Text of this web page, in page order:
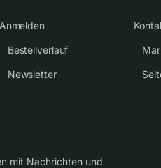
Anmelden
Bestellverlauf
Newsletter
mit Nachrichten und